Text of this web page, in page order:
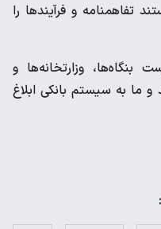
تفاهمنامه و فرآیندها را
بنگاه‌ها، وزارتخانه‌ها و
ما به سیستم بانکی ابلاغ